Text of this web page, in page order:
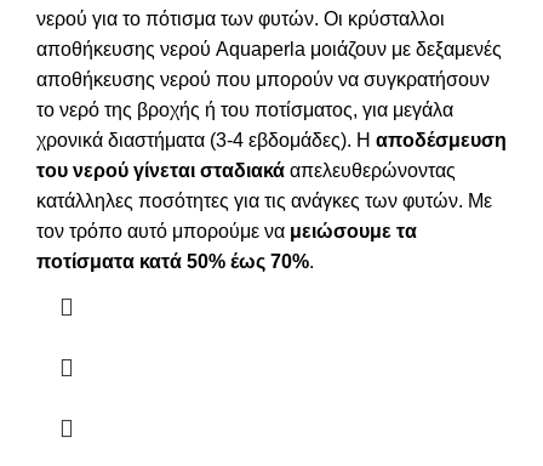
νερού για το πότισμα των φυτών. Οι κρύσταλλοι
αποθήκευσης νερού Aquaperla μοιάζουν με δεξαμενές
αποθήκευσης νερού που μπορούν να συγκρατήσουν
το νερό της βροχής ή του ποτίσματος, για μεγάλα
χρονικά διαστήματα (3-4 εβδομάδες). Η αποδέσμευση
του νερού γίνεται σταδιακά απελευθερώνοντας
κατάλληλες ποσότητες για τις ανάγκες των φυτών. Με
τον τρόπο αυτό μπορούμε να μειώσουμε τα
ποτίσματα κατά 50% έως 70%.